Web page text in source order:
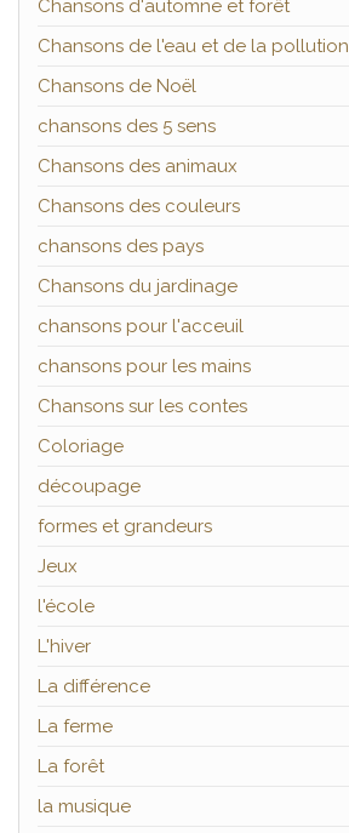
Chansons d'automne et forêt
Chansons de l'eau et de la pollution
Chansons de Noël
chansons des 5 sens
Chansons des animaux
Chansons des couleurs
chansons des pays
Chansons du jardinage
chansons pour l'acceuil
chansons pour les mains
Chansons sur les contes
Coloriage
découpage
formes et grandeurs
Jeux
l'école
L'hiver
La différence
La ferme
La forêt
la musique